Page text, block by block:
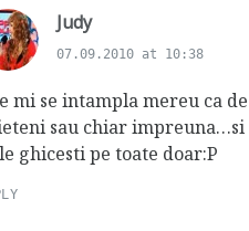
Judys
a
s
:
07.09.2010 at 10:38
mi se intampla mereu ca
sau chiar
ghicesti pe toate doar:P